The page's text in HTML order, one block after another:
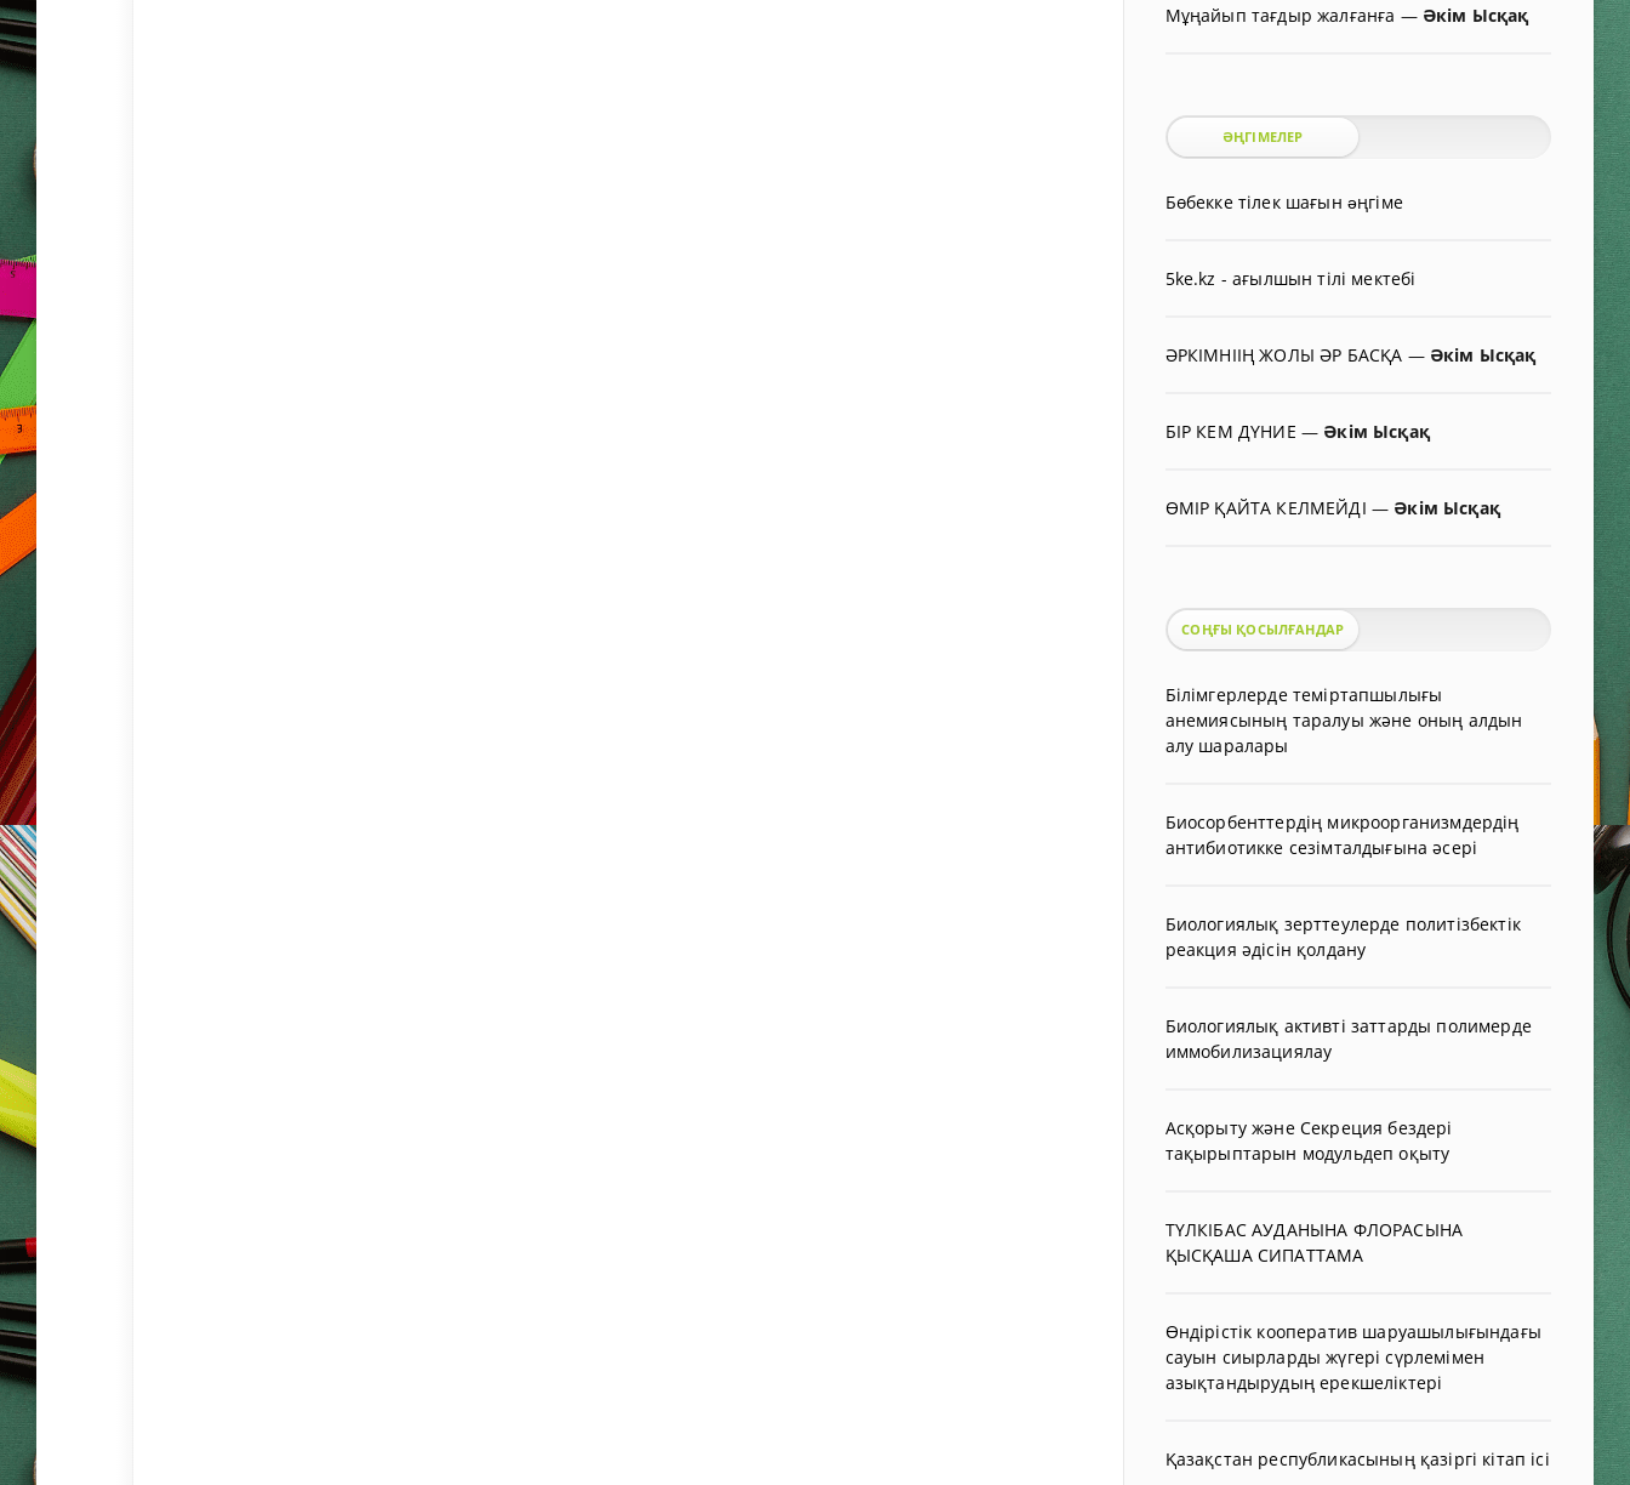
Мұңайып тағдыр жалғанға — Әкім Ысқақ
ӘҢГІМЕЛЕР
Бөбекке тілек шағын əңгіме
5ke.kz - ағылшын тілі мектебі
ӘРКІМНІІҢ ЖОЛЫ ӘР БАСҚА — Әкім Ысқақ
БІР КЕМ ДҮНИЕ — Әкім Ысқақ
ӨМІР ҚАЙТА КЕЛМЕЙДІ — Әкім Ысқақ
СОҢҒЫ ҚОСЫЛҒАНДАР
Білімгерлерде теміртапшылығы
анемиясының таралуы және оның алдын
алу шаралары
Биосорбенттердің микроорганизмдердің
антибиотикке сезімталдығына әсері
Биологиялық зерттеулерде политізбектік
реакция әдісін қолдану
Биологиялық активті заттарды полимерде
иммобилизациялау
Асқорыту және Секреция бездері
тақырыптарын модульдеп оқыту
ТҮЛКІБАС АУДАНЫНА ФЛОРАСЫНА
ҚЫСҚАША СИПАТТАМА
Өндірістік кооператив шаруашылығындағы
сауын сиырларды жүгері сүрлемімен
азықтандырудың ерекшеліктері
Қазақстан республикасының қазіргі кітап ісі